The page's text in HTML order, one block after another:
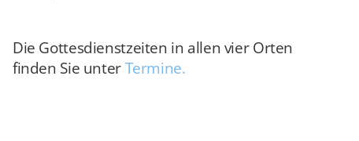
Die Gottesdienstzeiten in allen vier Orten
finden Sie unterTermine.